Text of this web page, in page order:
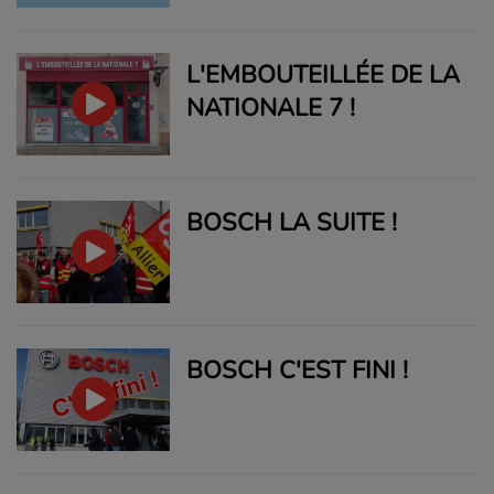
L'EMBOUTEILLÉE DE LA
NATIONALE 7 !
BOSCH LA SUITE !
BOSCH C'EST FINI !